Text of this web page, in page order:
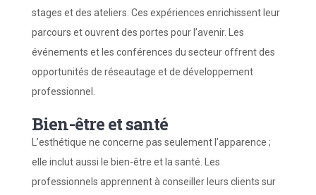
stages et des ateliers. Ces expériences enrichissent leur
parcours et ouvrent des portes pour l’avenir. Les
événements et les conférences du secteur offrent des
opportunités de réseautage et de développement
professionnel.
Bien-être et santé
L’esthétique ne concerne pas seulement l’apparence ;
elle inclut aussi le bien-être et la santé. Les
professionnels apprennent à conseiller leurs clients sur